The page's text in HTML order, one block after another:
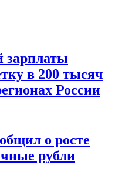
зарплаты
в 200 тысяч
России
о росте
рубли